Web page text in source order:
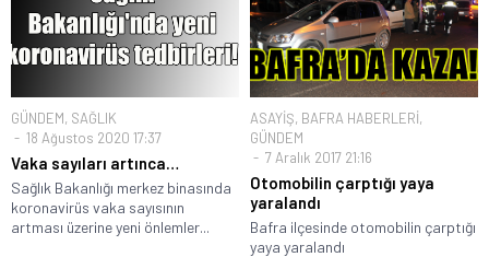
GÜNDEM, SAĞLIK
18 Ağustos 2020 17:37
Vaka sayıları artınca…
Sağlık Bakanlığı merkez binasında
koronavirüs vaka sayısının
artması üzerine yeni önlemler...
ASAYİŞ, BAFRA HABERLERİ,
GÜNDEM
7 Aralık 2017 21:16
Otomobilin çarptığı yaya
yaralandı
Bafra ilçesinde otomobilin çarptığı
yaya yaralandı